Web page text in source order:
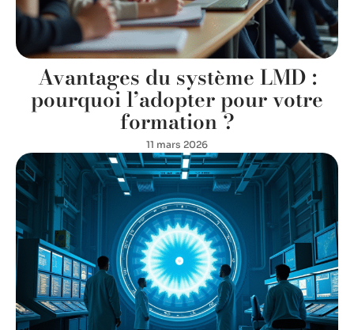
Avantages du système LMD :
pourquoi l’adopter pour votre
formation ?
11 mars 2026